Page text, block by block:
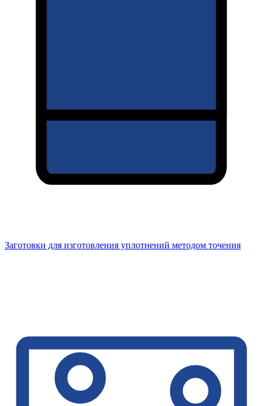
Заготовки для изготовления уплотнений методом точения